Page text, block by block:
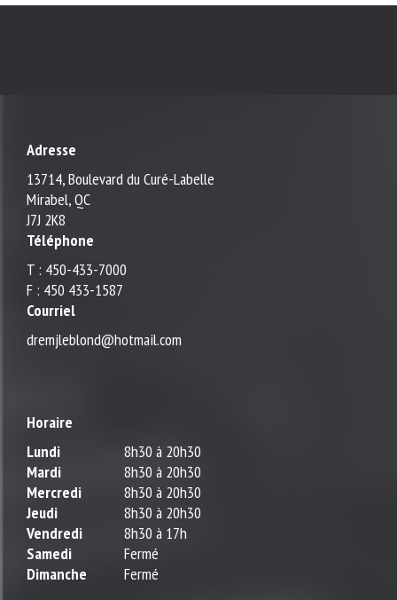
Adresse
13714, Boulevard du Curé-Labelle
Mirabel, QC
J7J 2K8
Téléphone
T : 450-433-7000
F : 450 433-1587
Courriel
dremjleblond@hotmail.com
Horaire
Lundi
8h30 à 20h30
Mardi
8h30 à 20h30
Mercredi
8h30 à 20h30
Jeudi
8h30 à 20h30
Vendredi
8h30 à 17h
Samedi
Fermé
Dimanche
Fermé